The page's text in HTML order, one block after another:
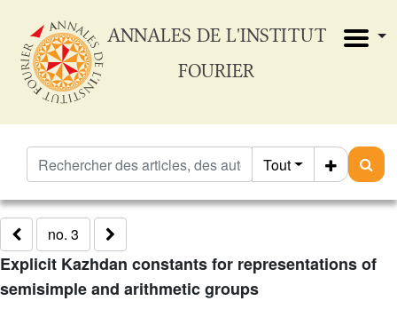
ANNALES DE L'INSTITUT
FOURIER
Tout
no. 3
Explicit Kazhdan constants for representations of
semisimple and arithmetic groups